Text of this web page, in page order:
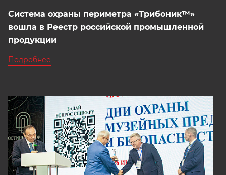
Система охраны периметра «Трибоник™»
вошла в Реестр российской промышленной
продукции
Подробнее